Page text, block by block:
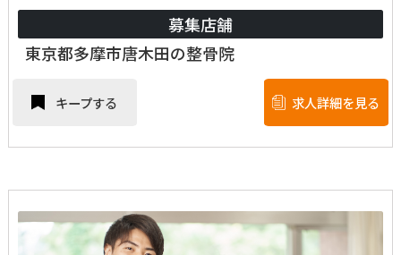
募集店舗
東京都多摩市唐木田の整骨院
キープする 求人詳細を見る